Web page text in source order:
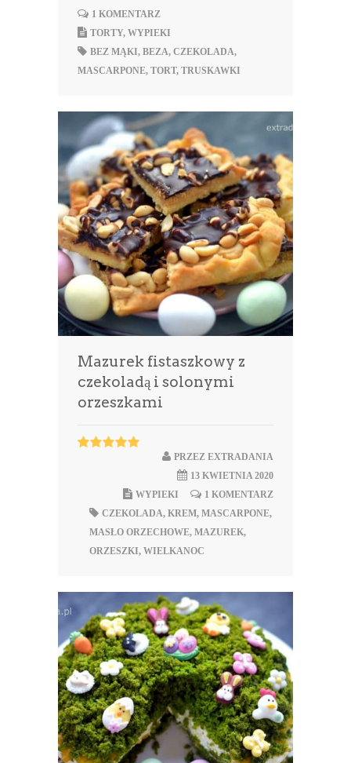
1 KOMENTARZ
TORTY, WYPIEKI
BEZ MĄKI, BEZA, CZEKOLADA,
MASCARPONE, TORT, TRUSKAWKI
Mazurek fistaszkowy z
czekoladą i solonymi
orzeszkami
PRZEZ EXTRADANIA
13 KWIETNIA 2020
1 KOMENTARZ
WYPIEKI
CZEKOLADA, KREM, MASCARPONE,
MASŁO ORZECHOWE, MAZUREK,
ORZESZKI, WIELKANOC